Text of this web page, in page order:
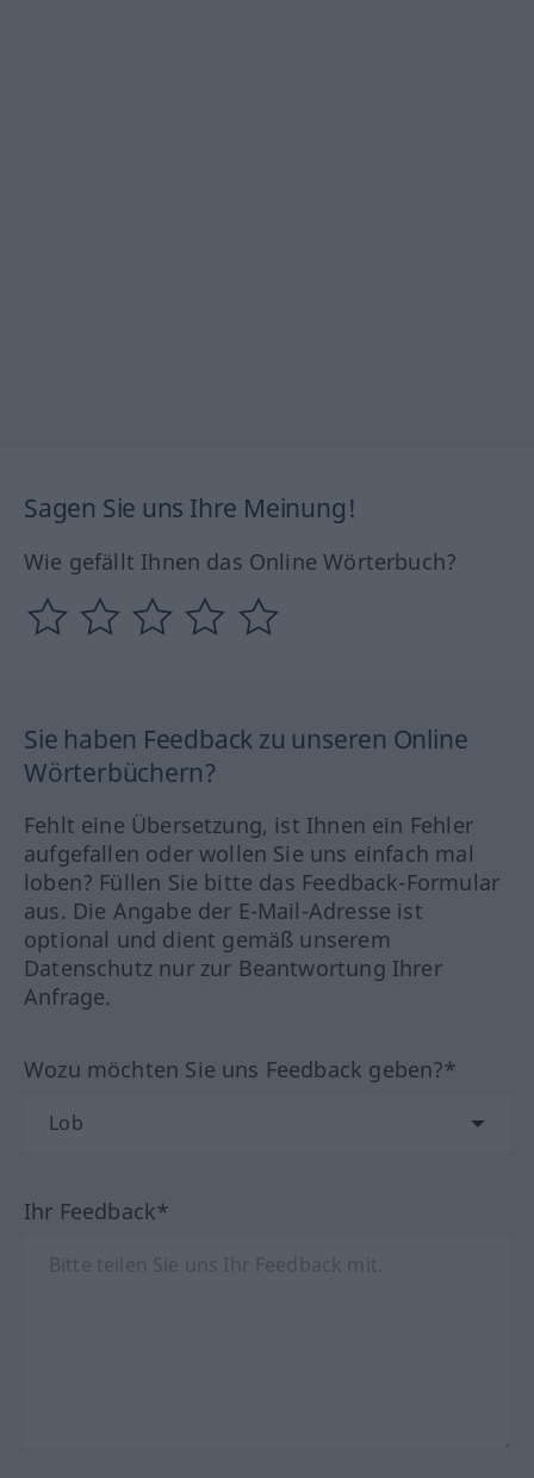
Sagen Sie uns Ihre Meinung!
Wie gefällt Ihnen das Online Wörterbuch?
Sie haben Feedback zu unseren Online
Wörterbüchern?
Fehlt eine Übersetzung, ist Ihnen ein Fehler
aufgefallen oder wollen Sie uns einfach mal
loben? Füllen Sie bitte das Feedback-Formular
aus. Die Angabe der E-Mail-Adresse ist
optional und dient gemäß unserem
Datenschutz nur zur Beantwortung Ihrer
Anfrage.
Wozu möchten Sie uns Feedback geben?*
Ihr Feedback*